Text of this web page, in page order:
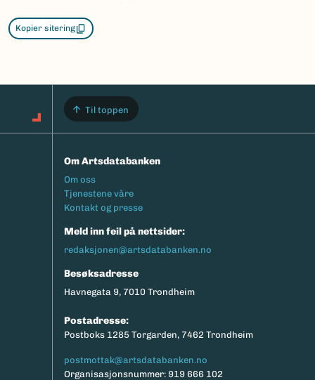
Kopier sitering
Til toppen
Om Artsdatabanken
Footermeny
Om oss
Tjenestene våre
Kontakt og presse
Meld inn feil på nettsider:
redaksjonen@artsdatabanken.no
Besøksadresse
Havnegata 9, 7010 Trondheim
Postadresse:
Postboks 1285 Torgarden, 7462 Trondheim
postmottak@artsdatabanken.no
Organisasjonsnummer: 919 666 102